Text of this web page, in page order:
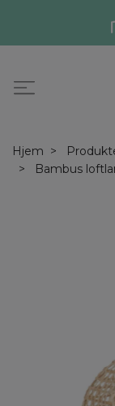
Hjem
Bambus